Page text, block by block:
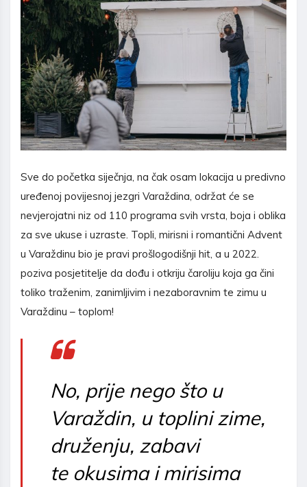
Sve do početka siječnja, na čak osam lokacija u predivno
uređenoj povijesnoj jezgri Varaždina, održat će se
nevjerojatni niz od 110 programa svih vrsta, boja i oblika
za sve ukuse i uzraste. Topli, mirisni i romantični Advent
u Varaždinu bio je pravi prošlogodišnji hit, a u 2022.
poziva posjetitelje da dođu i otkriju čaroliju koja ga čini
toliko traženim, zanimljivim i nezaboravnim te zimu u
Varaždinu – toplom!
No, prije nego što u
Varaždin, u toplini zime,
druženju, zabavi
te okusima i mirisima